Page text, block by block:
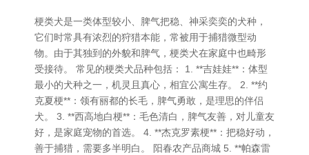
梗类犬是一类体型较小、脾气把稳、神采奕奕的犬种，
它们时常具有浓烈的狩猎本能，常被用于捕猎微型动
物。由于其独到的外貌和脾气，梗类犬在家庭中也畸形
受接待。 常见的梗类犬品种包括： 1. **吉娃娃**：体型
最小的犬种之一，机灵且真心，相宜公寓生存。 2. **约
克夏梗**：领有丽都的长毛，脾气勇敢，是理思的伴侣
犬。 3. **西高地白梗**：毛色清白，脾气友善，对儿童友
好，是家庭宠物的首选。 4. **杰克罗素梗**：把稳好动，
善于捕猎，需要多半明白。 阳春农产品商城 5. **帕森雷